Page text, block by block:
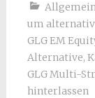
um
GLG EM
Alternative,
GLG Multi-
hinterlassen